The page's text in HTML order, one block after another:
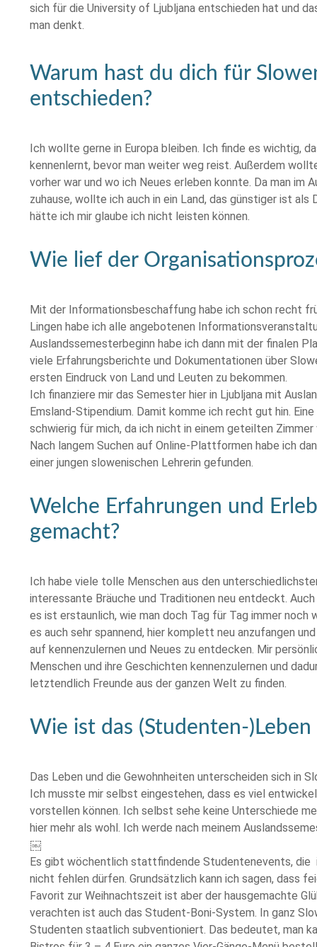
sich für die University of Ljubljana entschieden hat und
man denkt.
Warum hast du dich für
entschieden?
Ich wollte gerne in Europa bleiben. Ich finde es wichtig,
kennenlernt, bevor man weiter weg reist. Außerdem
vorher war und wo ich Neues erleben konnte. Da man im
zuhause, wollte ich auch in ein Land, das günstiger ist als
hätte ich mir glaube ich nicht leisten können.
Wie lief der
Mit der Informationsbeschaffung habe ich schon recht
Lingen habe ich alle angebotenen
Auslandssemesterbeginn habe ich dann mit der finalen
viele Erfahrungsberichte und Dokumentationen über
ersten Eindruck von Land und Leuten zu bekommen.
Ich finanziere mir das Semester hier in Ljubljana mit
Emsland-Stipendium. Damit komme ich recht gut hin.
schwierig für mich, da ich nicht in einem geteilten
Nach langem Suchen auf Online-Plattformen habe ich
einer jungen slowenischen Lehrerin gefunden.
Welche Erfahrungen und
gemacht?
Ich habe viele tolle Menschen aus den
interessante Bräuche und Traditionen neu entdeckt.
es ist erstaunlich, wie man doch Tag für Tag immer
es auch sehr spannend, hier komplett neu anzufangen
auf kennenzulernen und Neues zu entdecken. Mir
Menschen und ihre Geschichten kennenzulernen und
letztendlich Freunde aus der ganzen Welt zu finden.
Wie ist das (Studenten-
Das Leben und die Gewohnheiten unterscheiden sich in
Ich musste mir selbst eingestehen, dass es viel
vorstellen können. Ich selbst sehe keine Unterschiede
hier mehr als wohl. Ich werde nach meinem
￼
Es gibt wöchentlich stattfindende Studentenevents, die
nicht fehlen dürfen. Grundsätzlich kann ich sagen, dass
Favorit zur Weihnachtszeit ist aber der hausgemachte
verachten ist auch das Student-Boni-System. In ganz
Studenten staatlich subventioniert. Das bedeutet, man